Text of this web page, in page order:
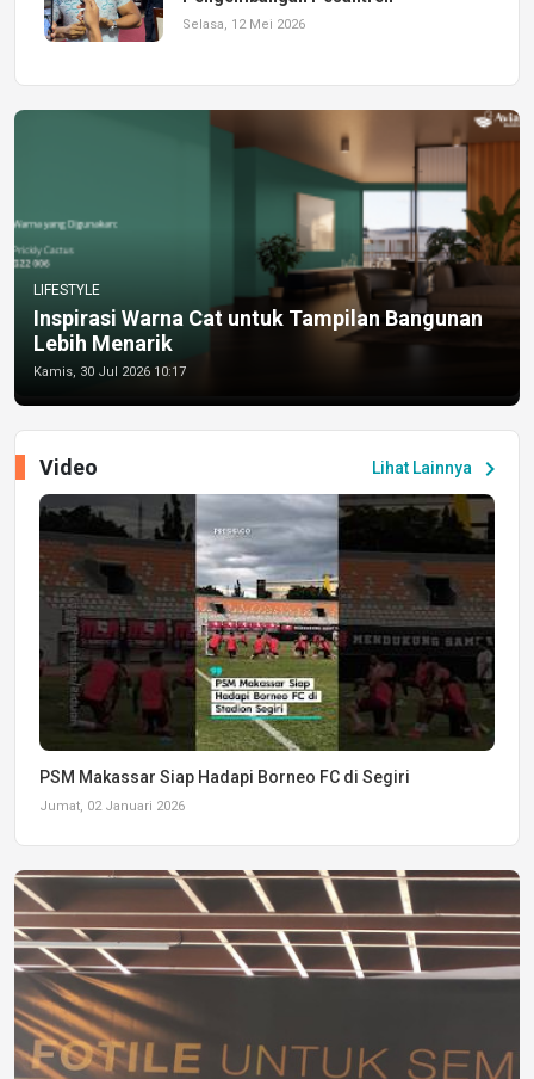
Selasa, 12 Mei 2026
LIFESTYLE
Inspirasi Warna Cat untuk Tampilan Bangunan
Lebih Menarik
Kamis, 30 Jul 2026 10:17
Lihat Lainnya chevron_right
Video
PSM Makassar Siap Hadapi Borneo FC di Segiri
Jumat, 02 Januari 2026